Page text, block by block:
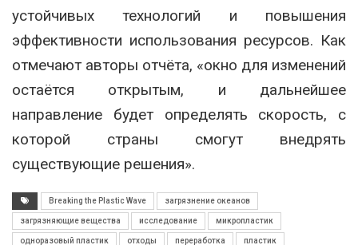
устойчивых технологий и повышения
эффективности использования ресурсов. Как
отмечают авторы отчёта, «окно для изменений
остаётся открытым, и дальнейшее
направление будет определять скорость, с
которой страны смогут внедрять
существующие решения».
Breaking the Plastic Wave загрязнение океанов
загрязняющие вещества исследование микропластик
одноразовый пластик отходы переработка пластик